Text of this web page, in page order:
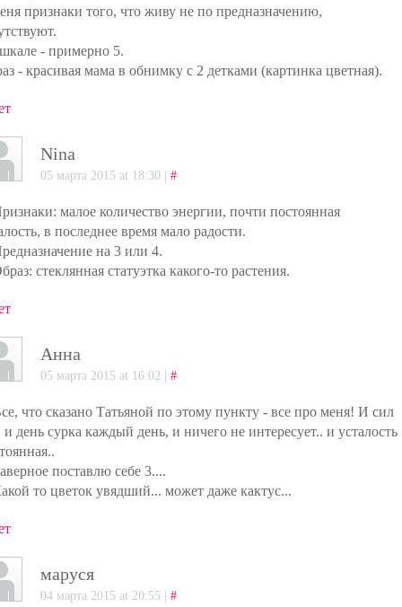
признаки того, что живу не по предназначению,
- примерно 5.
- красивая мама в обнимку с 2 детками (картинка цветная).
Nina
05 марта 2015 at 18:30 | #
малое количество энергии, почти постоянная
в последнее время мало радости.
на 3 или 4.
стеклянная статуэтка какого-то растения.
Анна
05 марта 2015 at 16:02 | #
что сказано Татьяной по этому пункту - все про меня! И сил
и день сурка каждый день, и ничего не интересует.. и усталость
поставлю себе 3....
то цветок увядший... может даже кактус...
маруся
04 марта 2015 at 20:55 | #